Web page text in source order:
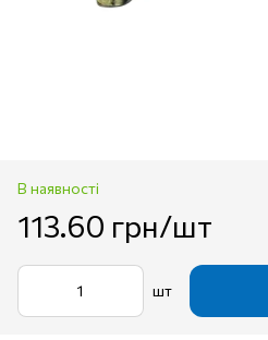
В наявності
113.60 грн/шт
шт